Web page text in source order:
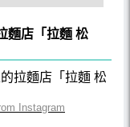
麵店「拉麵 松
Instagram